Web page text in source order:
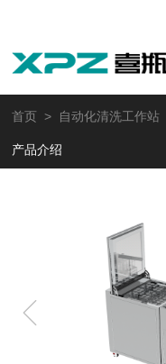
首页 > 自动化清洗工作站
产品介绍